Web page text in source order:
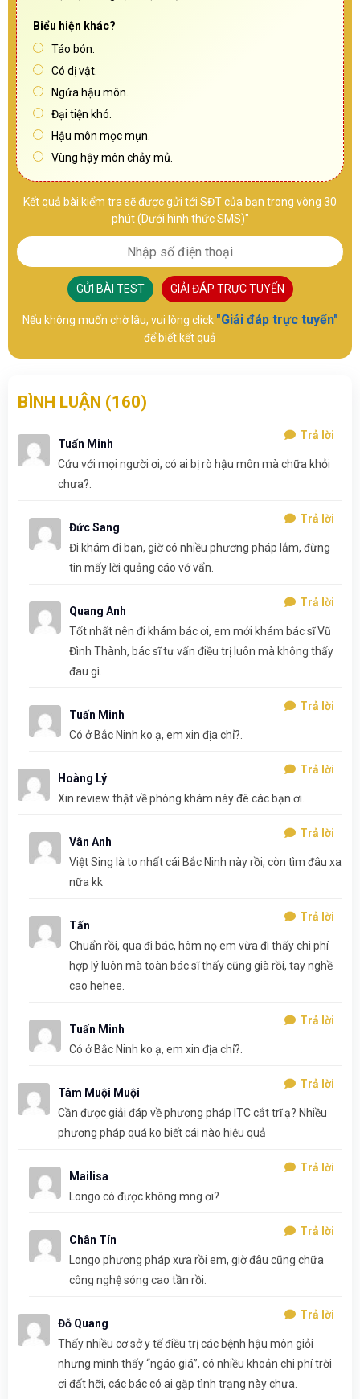
Biểu hiện khác?
Táo bón.
Có dị vật.
Ngứa hậu môn.
Đại tiện khó.
Hậu môn mọc mụn.
Vùng hậy môn chảy mủ.
Kết quả bài kiểm tra sẽ được gửi tới SĐT của bạn trong vòng 30
phút (Dưới hình thức SMS)"
GỬI BÀI TEST GIẢI ĐÁP TRỰC TUYẾN
Nếu không muốn chờ lâu, vui lòng click "Giải đáp trực tuyến"
để biết kết quả
BÌNH LUẬN (160)
Tuấn Minh
Trả lời
Cứu với mọi người ơi, có ai bị rò hậu môn mà chữa khỏi
chưa?.
Đức Sang
Trả lời
Đi khám đi bạn, giờ có nhiều phương pháp lắm, đừng
tin mấy lời quảng cáo vớ vẩn.
Quang Anh
Trả lời
Tốt nhất nên đi khám bác ơi, em mới khám bác sĩ Vũ
Đình Thành, bác sĩ tư vấn điều trị luôn mà không thấy
đau gì.
Tuấn Minh
Trả lời
Có ở Bắc Ninh ko ạ, em xin địa chỉ?.
Hoàng Lý
Trả lời
Xin review thật về phòng khám này đê các bạn ơi.
Vân Anh
Trả lời
Việt Sing là to nhất cái Bắc Ninh này rồi, còn tìm đâu xa
nữa kk
Tấn
Trả lời
Chuẩn rồi, qua đi bác, hôm nọ em vừa đi thấy chi phí
hợp lý luôn mà toàn bác sĩ thấy cũng già rồi, tay nghề
cao hehee.
Tuấn Minh
Trả lời
Có ở Bắc Ninh ko ạ, em xin địa chỉ?.
Tâm Muội Muội
Trả lời
Cần được giải đáp về phương pháp ITC cắt trĩ ạ? Nhiều
phương pháp quá ko biết cái nào hiệu quả
Mailisa
Trả lời
Longo có được không mng ơi?
Chân Tín
Trả lời
Longo phương pháp xưa rồi em, giờ đâu cũng chữa
công nghệ sóng cao tần rồi.
Đỗ Quang
Trả lời
Thấy nhiều cơ sở y tế điều trị các bệnh hậu môn giỏi
nhưng mình thấy “ngáo giá”, có nhiều khoản chi phí trời
ơi đất hỡi, các bác có ai gặp tình trạng này chưa.